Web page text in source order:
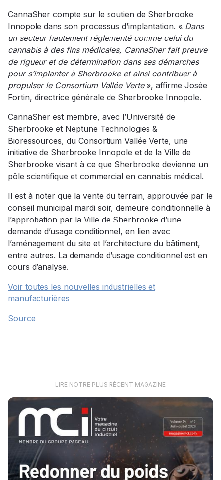
CannaSher compte sur le soutien de Sherbrooke
Innopole dans son processus d’implantation. « Dans
un secteur hautement réglementé comme celui du
cannabis à des fins médicales, CannaSher fait preuve
de rigueur et de détermination dans ses démarches
pour s’implanter à Sherbrooke et ainsi contribuer à
propulser le Consortium Vallée Verte», affirme Josée
Fortin, directrice générale de Sherbrooke Innopole.
CannaSher est membre, avec l’Université de
Sherbrooke et Neptune Technologies &
Bioressources, du Consortium Vallée Verte, une
initiative de Sherbrooke Innopole et de la Ville de
Sherbrooke visant à ce que Sherbrooke devienne un
pôle scientifique et commercial en cannabis médical.
Il est à noter que la vente du terrain, approuvée par le
conseil municipal mardi soir, demeure conditionnelle à
l’approbation par la Ville de Sherbrooke d’une
demande d’usage conditionnel, en lien avec
l’aménagement du site et l’architecture du bâtiment,
entre autres. La demande d’usage conditionnel est en
cours d’analyse.
Voir toutes les nouvelles industrielles et
manufacturières
Source
LIRE NOTRE PLUS RÉCENT MAGAZINE